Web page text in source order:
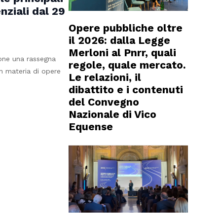
dal 29
una rassegna
materia di opere
Opere pubbliche oltre
il 2026: dalla Legge
Merloni al Pnrr, quali
regole, quale mercato.
Le relazioni, il
dibattito e i contenuti
del Convegno
Nazionale di Vico
Equense